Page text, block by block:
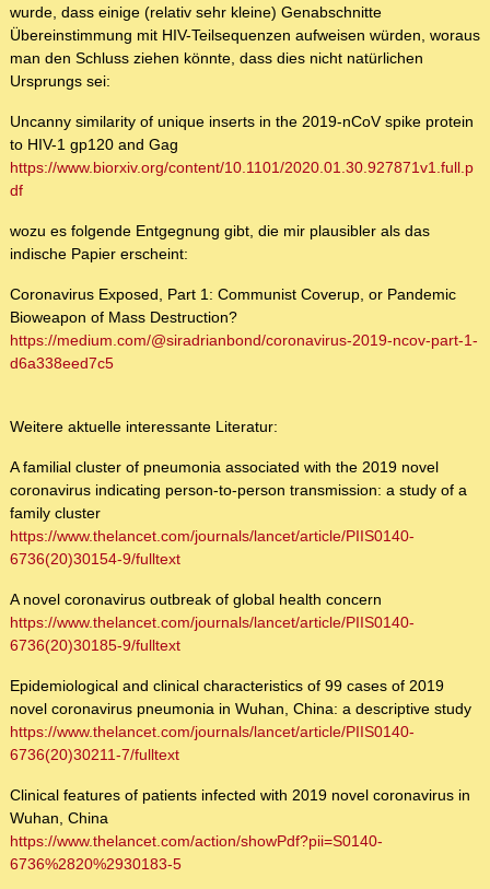
wurde, dass einige (relativ sehr kleine) Genabschnitte
Übereinstimmung mit HIV-Teilsequenzen aufweisen würden, woraus
man den Schluss ziehen könnte, dass dies nicht natürlichen
Ursprungs sei:
Uncanny similarity of unique inserts in the 2019-nCoV spike protein
to HIV-1 gp120 and Gag
https://www.biorxiv.org/content/10.1101/2020.01.30.927871v1.full.p
df
wozu es folgende Entgegnung gibt, die mir plausibler als das
indische Papier erscheint:
Coronavirus Exposed, Part 1: Communist Coverup, or Pandemic
Bioweapon of Mass Destruction?
https://medium.com/@siradrianbond/coronavirus-2019-ncov-part-1-
d6a338eed7c5
Weitere aktuelle interessante Literatur:
A familial cluster of pneumonia associated with the 2019 novel
coronavirus indicating person-to-person transmission: a study of a
family cluster
https://www.thelancet.com/journals/lancet/article/PIIS0140-
6736(20)30154-9/fulltext
A novel coronavirus outbreak of global health concern
https://www.thelancet.com/journals/lancet/article/PIIS0140-
6736(20)30185-9/fulltext
Epidemiological and clinical characteristics of 99 cases of 2019
novel coronavirus pneumonia in Wuhan, China: a descriptive study
https://www.thelancet.com/journals/lancet/article/PIIS0140-
6736(20)30211-7/fulltext
Clinical features of patients infected with 2019 novel coronavirus in
Wuhan, China
https://www.thelancet.com/action/showPdf?pii=S0140-
6736%2820%2930183-5